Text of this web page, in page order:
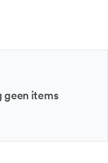
geen items